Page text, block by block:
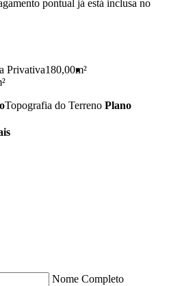
pontual já está inclusa no
Privativa180,00m²
Topografia do Terreno Plano
Nome Completo